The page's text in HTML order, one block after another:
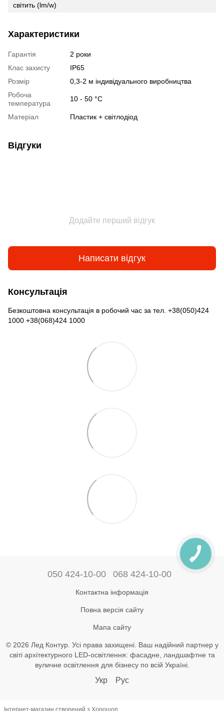
світить (lm/w)
Характеристики
Гарантія
2 роки
Клас захисту
IP65
Розмір
0,3-2 м індивідуального виробництва
Робоча
температура
10 - 50 °С
Матеріал Пластик + світлодіод
Відгуки
Додайте перший відгук
Написати відгук
Консультація
Безкоштовна консультація в робочий час за тел. +38(050)424
1000 +38(068)424 1000
050 424-10-00 068 424-10-00
Контактна інформація
Повна версія сайту
Мапа сайту
© 2026 Лед Контур. Усі права захищені. Ваш надійний партнер у
світі архітектурного LED-освітлення: фасадне, ландшафтне та
вуличне освітлення для бізнесу по всій Україні.
Укр Рус
Інтернет-магазин створений з Хорошоп